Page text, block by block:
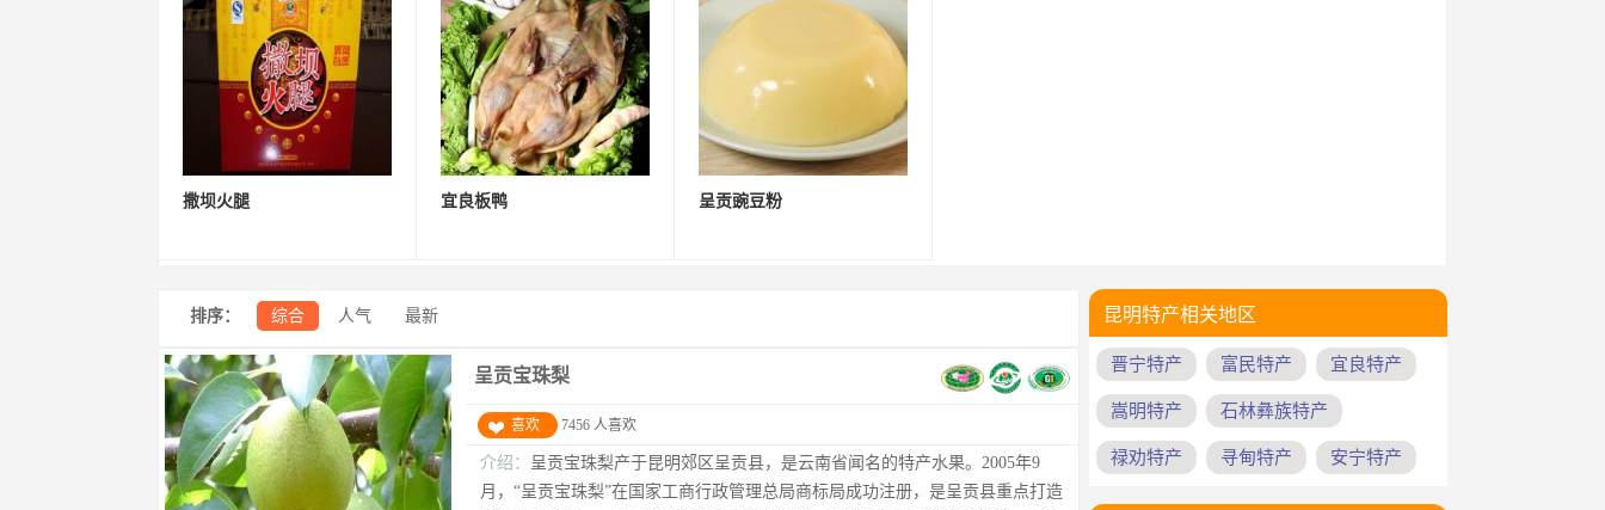
撒坝火腿 宜良板鸭 呈贡豌豆粉
排序： 综合 人气 最新
呈贡宝珠梨
喜欢 7456 人喜欢
介绍： 呈贡宝珠梨产于昆明郊区呈贡县，是云南省闻名的特产水果。2005年9
月，“呈贡宝珠梨”在国家工商行政管理总局商标局成功注册，是呈贡县重点打造
昆明特产相关地区
晋宁特产 富民特产 宜良特产
嵩明特产 石林彝族特产
禄劝特产 寻甸特产 安宁特产